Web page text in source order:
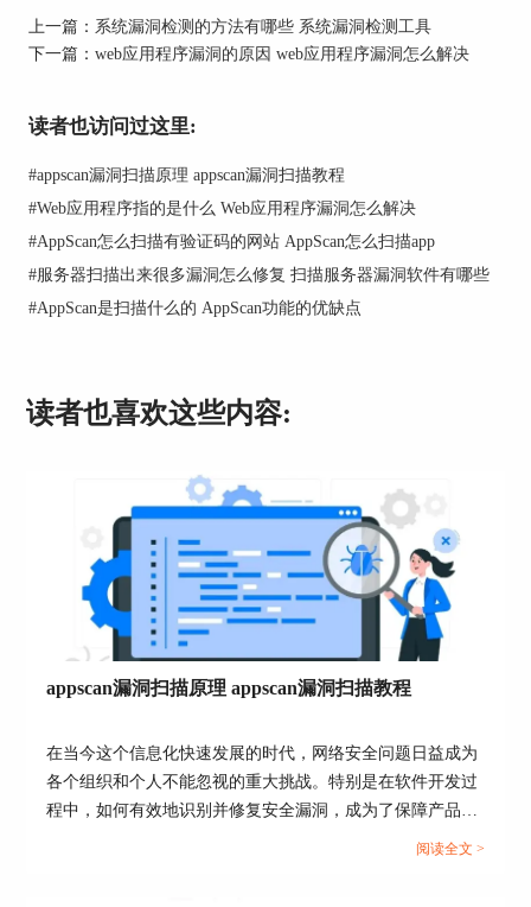
以提高检测效率和准确性。
二、系统漏洞检测工具有哪些
对于源码漏洞的检测，有很多工具可以提供帮助。
其中包括以下几种：
页应用漏洞，如XSS、SQL注入等。
2. FindBugs：FindBugs是一款开源的Java程序静态
分析工具，能够检测出代码中可能存在的安全漏
上一篇： 系统漏洞检测的方法有哪些 系统漏洞检测工具
下一篇： web应用程序漏洞的原因 web应用程序漏洞怎么解决
读者也访问过这里:
#appscan漏洞扫描原理 appscan漏洞扫描教程
#Web应用程序指的是什么 Web应用程序漏洞怎么解决
#AppScan怎么扫描有验证码的网站 AppScan怎么扫描app
#服务器扫描出来很多漏洞怎么修复 扫描服务器漏洞软件有哪些
#AppScan是扫描什么的 AppScan功能的优缺点
读者也喜欢这些内容:
appscan漏洞扫描原理 appscan漏洞扫描教程
在当今这个信息化快速发展的时代，网络安全问题日益成为
各个组织和个人不能忽视的重大挑战。特别是在软件开发过
程中，如何有效地识别并修复安全漏洞，成为了保障产品质
量和用户信息安全的关键。IBM开发的appscan作为一款先进
阅读全文 >